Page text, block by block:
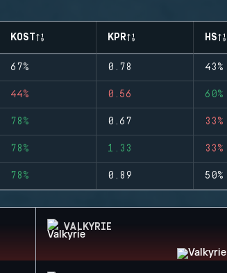
KOST KPR HS
67% 0.78 43%
44% 0.56 60%
78% 0.67 33%
78% 1.33 33%
78% 0.89 50%
VALKYRIE